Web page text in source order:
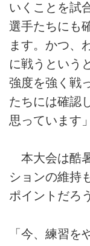
いくことを試
選手たちにも
ます。かつ、
に戦うという
強度を強く戦
たちには確認
思っています」
本大会は酷
ションの維持
ポイントだろ
「今、練習を